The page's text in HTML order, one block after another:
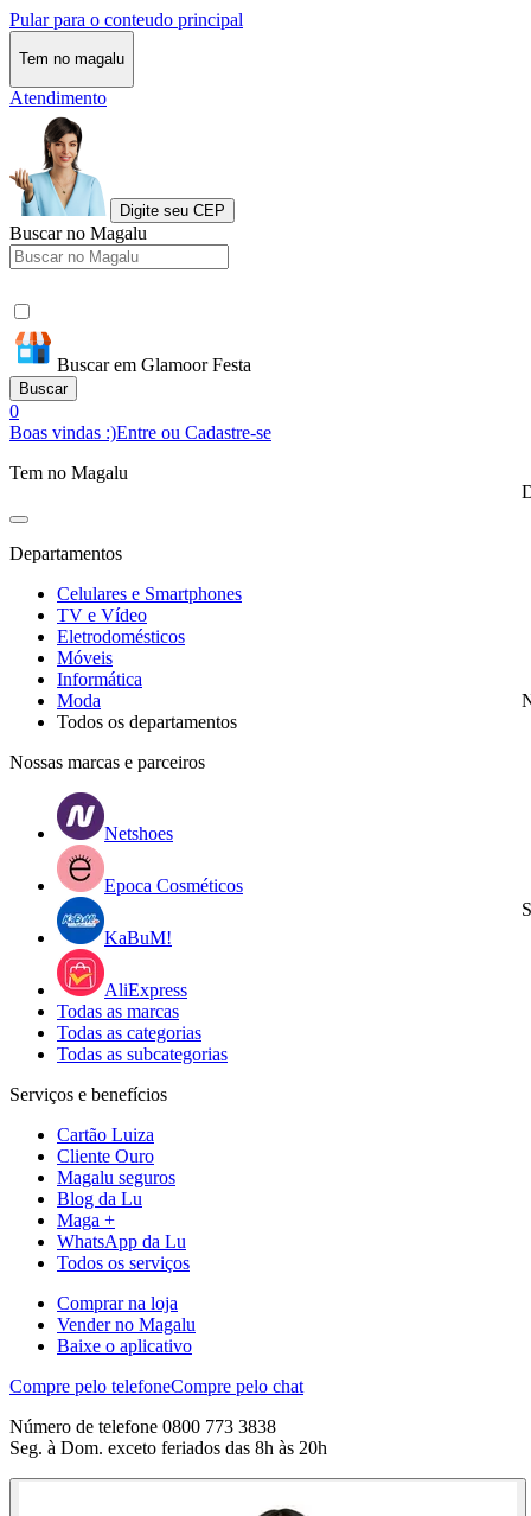
Pular para o conteudo principal
Tem no magalu
Atendimento
Digite seu CEP
Buscar no Magalu
Buscar em Glamoor Festa
Buscar
0
Boas vindas :)Entre ou Cadastre-se
Tem no Magalu
Departamentos
Celulares e Smartphones
TV e Vídeo
Eletrodomésticos
Móveis
Informática
Moda
Todos os departamentos
Nossas marcas e parceiros
Netshoes
Epoca Cosméticos
KaBuM!
AliExpress
Todas as marcas
Todas as categorias
Todas as subcategorias
Serviços e benefícios
Cartão Luiza
Cliente Ouro
Magalu seguros
Blog da Lu
Maga +
WhatsApp da Lu
Todos os serviços
Comprar na loja
Vender no Magalu
Baixe o aplicativo
Compre pelo telefoneCompre pelo chat
Número de telefone 0800 773 3838
Seg. à Dom. exceto feriados das 8h às 20h